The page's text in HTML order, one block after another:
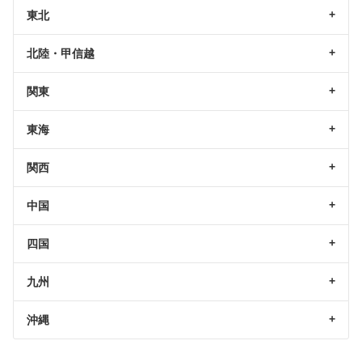
東北
北陸・甲信越
関東
東海
関西
中国
四国
九州
沖縄